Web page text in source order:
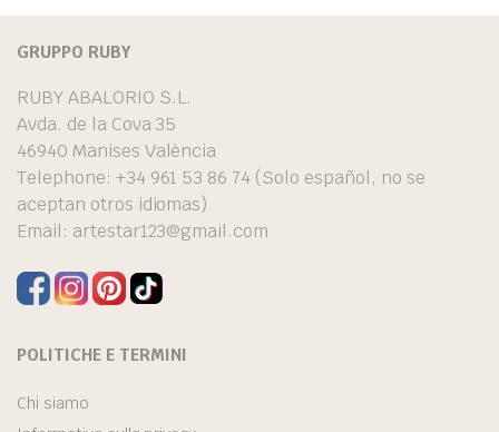
GRUPPO RUBY
RUBY ABALORIO S.L.
Avda. de la Cova 35
46940 Manises València
Telephone: +34 961 53 86 74 (Solo español, no se
aceptan otros idiomas)
Email: artestar123@gmail.com
POLITICHE E TERMINI
Chi siamo